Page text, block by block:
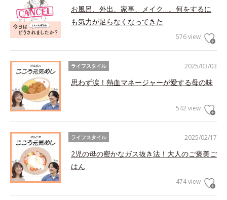
お風呂、外出、家事、メイク…。何をするに
も気力が足らなくなってきた
576 view
2025/03/03
ライフスタイル
思わず涙！熱血マネージャーが愛する母の味
542 view
2025/02/17
ライフスタイル
2児の母の密かなガス抜き法！大人のご褒美ご
はん
474 view